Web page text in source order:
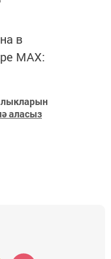
в
MАХ:
аласыз